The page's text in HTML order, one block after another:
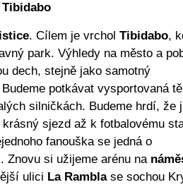
Tibidabo
. Cílem je vrchol Tibidabo,
park. Výhledy na město a
dech, stejně jako samotný
Budeme potkávat vysportovaná
silničkách. Budeme hrdí, že
sjezd až k fotbalovému
fanouška se jedná o
Znovu si užijeme arénu na
ulici La Ramblase sochou